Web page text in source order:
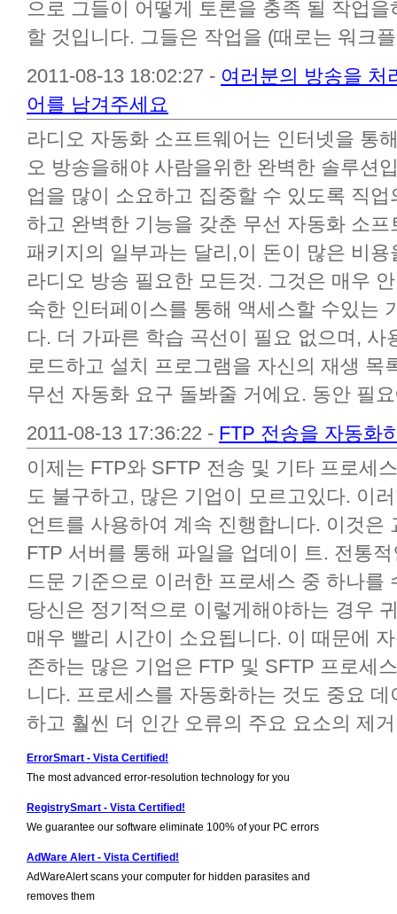
으로 그들이 어떻게 토론을 충족 될 작업
할 것입니다. 그들은 작업을 (때로는 워크
2011-08-13 18:02:27 - 여러분의 방송을 처
어를 남겨주세요
라디오 자동화 소프트웨어는 인터넷을 통
오 방송을해야 사람을위한 완벽한 솔루션
업을 많이 소요하고 집중할 수 있도록 직
하고 완벽한 기능을 갖춘 무선 자동화 소
패키지의 일부과는 달리,이 돈이 많은 비
라디오 방송 필요한 모든것. 그것은 매우
숙한 인터페이스를 통해 액세스할 수있는
다. 더 가파른 학습 곡선이 필요 없으며,
로드하고 설치 프로그램을 자신의 재생 목
무선 자동화 요구 돌봐줄 거에요. 동안 필
2011-08-13 17:36:22 - FTP 전송을 자동화
이제는 FTP와 SFTP 전송 및 기타 프로세
도 불구하고, 많은 기업이 모르고있다. 이
언트를 사용하여 계속 진행합니다. 이것은
FTP 서버를 통해 파일을 업데이 트. 전통
드문 기준으로 이러한 프로세스 중 하나를
당신은 정기적으로 이렇게해야하는 경우
매우 빨리 시간이 소요됩니다. 이 때문에
존하는 많은 기업은 FTP 및 SFTP 프로세
니다. 프로세스를 자동화하는 것도 중요
하고 훨씬 더 인간 오류의 주요 요소의 제
ErrorSmart - Vista Certified!
The most advanced error-resolution technology for you
RegistrySmart - Vista Certified!
We guarantee our software eliminate 100% of your PC errors
AdWare Alert - Vista Certified!
AdWareAlert scans your computer for hidden parasites and
removes them